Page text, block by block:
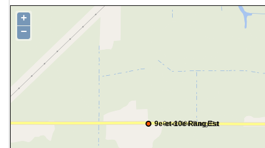
9e-et-10e Rang Est
+
−